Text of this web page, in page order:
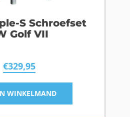
S Schroefset
Golf VII
€329,95
WINKELMAND